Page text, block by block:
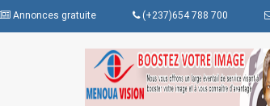
Annonces gratuite (+237)654 788 700